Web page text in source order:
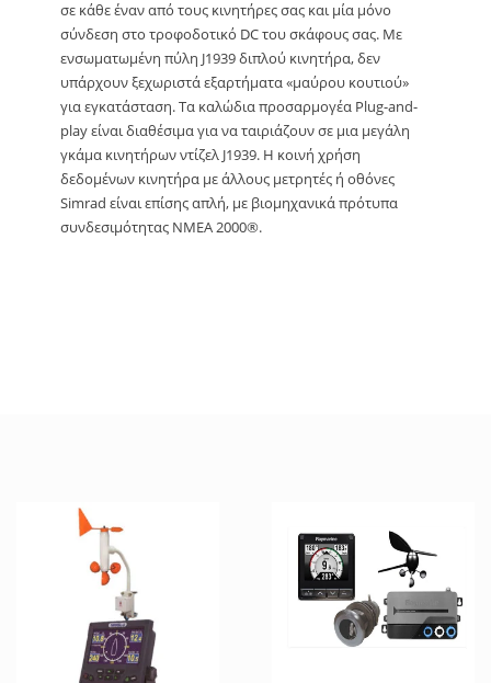
σε κάθε έναν από τους κινητήρες σας και μία μόνο
σύνδεση στο τροφοδοτικό DC του σκάφους σας. Με
ενσωματωμένη πύλη J1939 διπλού κινητήρα, δεν
υπάρχουν ξεχωριστά εξαρτήματα «μαύρου κουτιού»
για εγκατάσταση. Τα καλώδια προσαρμογέα Plug-and-
play είναι διαθέσιμα για να ταιριάζουν σε μια μεγάλη
γκάμα κινητήρων ντίζελ J1939. Η κοινή χρήση
δεδομένων κινητήρα με άλλους μετρητές ή οθόνες
Simrad είναι επίσης απλή, με βιομηχανικά πρότυπα
συνδεσιμότητας NMEA 2000®.